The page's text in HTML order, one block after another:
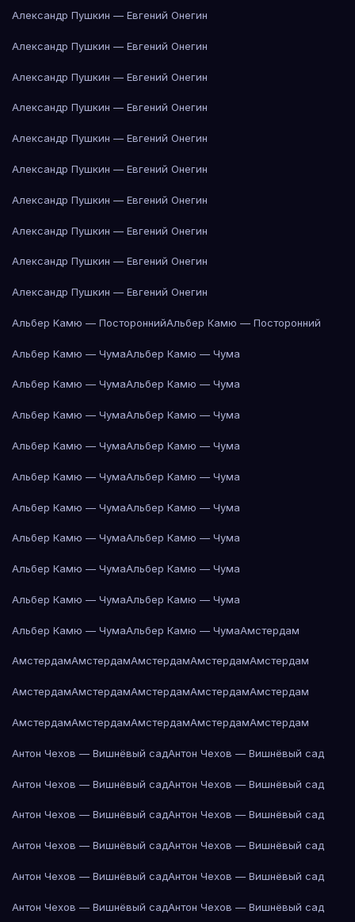
Александр Пушкин — Евгений Онегин
Александр Пушкин — Евгений Онегин
Александр Пушкин — Евгений Онегин
Александр Пушкин — Евгений Онегин
Александр Пушкин — Евгений Онегин
Александр Пушкин — Евгений Онегин
Александр Пушкин — Евгений Онегин
Александр Пушкин — Евгений Онегин
Александр Пушкин — Евгений Онегин
Александр Пушкин — Евгений Онегин
Альбер Камю — ПостороннийАльбер Камю — Посторонний
Альбер Камю — ЧумаАльбер Камю — Чума
Альбер Камю — ЧумаАльбер Камю — Чума
Альбер Камю — ЧумаАльбер Камю — Чума
Альбер Камю — ЧумаАльбер Камю — Чума
Альбер Камю — ЧумаАльбер Камю — Чума
Альбер Камю — ЧумаАльбер Камю — Чума
Альбер Камю — ЧумаАльбер Камю — Чума
Альбер Камю — ЧумаАльбер Камю — Чума
Альбер Камю — ЧумаАльбер Камю — Чума
Альбер Камю — ЧумаАльбер Камю — ЧумаАмстердам
АмстердамАмстердамАмстердамАмстердамАмстердам
АмстердамАмстердамАмстердамАмстердамАмстердам
АмстердамАмстердамАмстердамАмстердамАмстердам
Антон Чехов — Вишнёвый садАнтон Чехов — Вишнёвый сад
Антон Чехов — Вишнёвый садАнтон Чехов — Вишнёвый сад
Антон Чехов — Вишнёвый садАнтон Чехов — Вишнёвый сад
Антон Чехов — Вишнёвый садАнтон Чехов — Вишнёвый сад
Антон Чехов — Вишнёвый садАнтон Чехов — Вишнёвый сад
Антон Чехов — Вишнёвый садАнтон Чехов — Вишнёвый сад